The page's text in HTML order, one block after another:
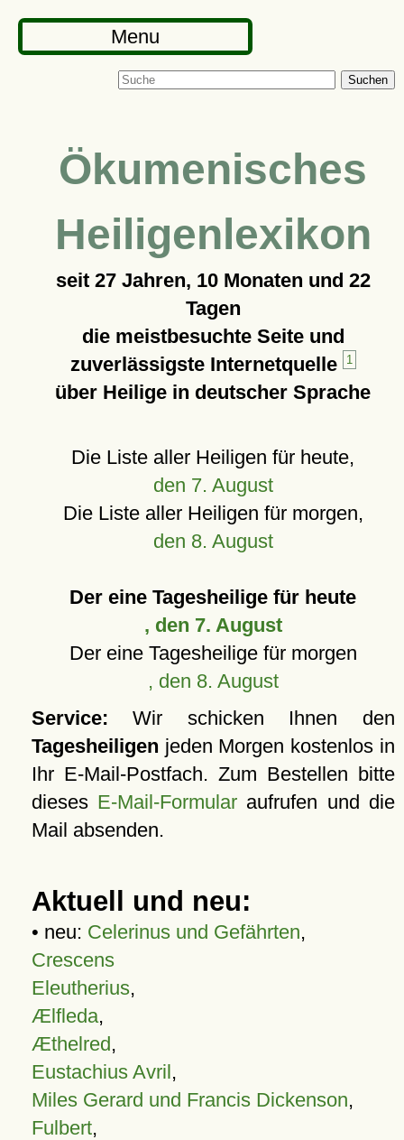
Menu
Suchen
Ökumenisches
Heiligenlexikon
seit 27 Jahren, 10 Monaten und 22
Tagen
die meistbesuchte Seite und
zuverlässigste Internetquelle
1
über Heilige in deutscher Sprache
Die Liste aller Heiligen für heute,
den 7. August
Die Liste aller Heiligen für morgen,
den 8. August
Der eine Tagesheilige für heute
, den 7. August
Der eine Tagesheilige für morgen
, den 8. August
Service: Wir schicken Ihnen den
Tagesheiligen jeden Morgen kostenlos in
Ihr E-Mail-Postfach. Zum Bestellen bitte
dieses E-Mail-Formular aufrufen und die
Mail absenden.
Aktuell und neu:
• neu: Celerinus und Gefährten,
Crescens
Eleutherius,
Ælfleda,
Æthelred,
Eustachius Avril,
Miles Gerard und Francis Dickenson,
Fulbert,